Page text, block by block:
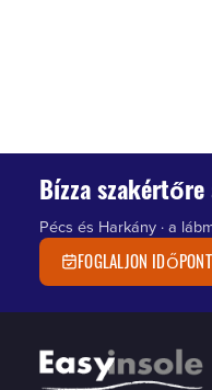
Bízza szakértőre
Pécs és Harkány · a
FOGLALJON